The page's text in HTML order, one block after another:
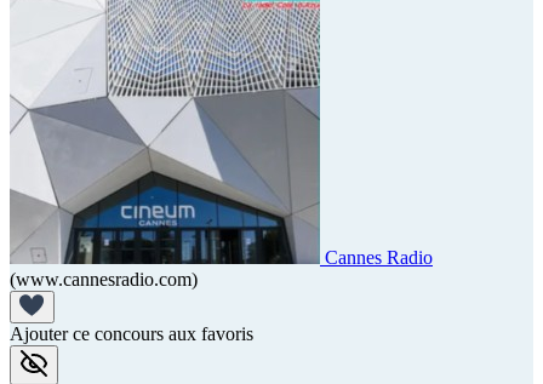
Cannes Radio
(www.cannesradio.com)
Ajouter ce concours aux favoris